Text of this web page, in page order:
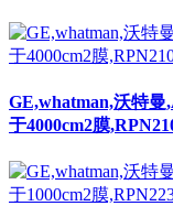
于4000cm2膜
GE,whatman,沃特
于1000cm2膜